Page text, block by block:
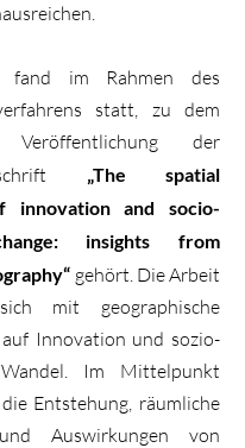
fand im Rahmen des
statt, zu dem
der
„The spatial
innovation and socio-
insights from
gehört. Die Arbeit
mit geographische
Innovation und sozio-
Im Mittelpunkt
Entstehung, räumliche
Auswirkungen von